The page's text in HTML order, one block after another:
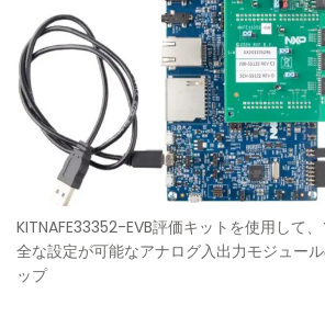
KITNAFE33352-EVB評価キットを使用して
全な設定が可能なアナログ入出力モジュー
ップ